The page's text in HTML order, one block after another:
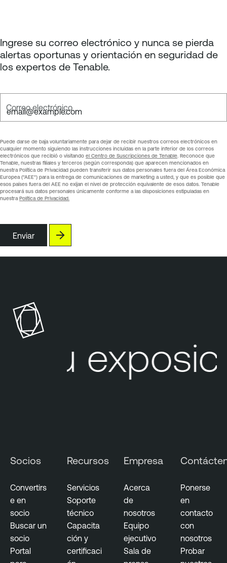
Ingrese su correo electrónico y nunca se pierda
alertas oportunas y orientación en seguridad de
los expertos de Tenable.
Correo electrónico
Puede darse de baja voluntariamente para dejar de recibir nuestros correos electrónicos en
cualquier momento siguiendo las instrucciones incluidas en la parte inferior de los correos
electrónicos que recibió o visitando el Centro de Suscripciones de Tenable . Reconoce que
Tenable, nuestras filiales y terceros (según corresponda) que aparecen mencionados en
nuestra Política de Privacidad pueden transferir sus datos personales fuera del Área Económica
Europea ("AEE") para la entrega de comunicaciones de marketing a usted, y que es posible que
esos países fuera del AEE no exijan el nivel de protección equivalente de esos datos. Tenable
procesará sus datos personales únicamente conforme a las disposiciones estipuladas en
nuestra Política de Privacidad.
Enviar
Su
Socios
Convertirs
e en
socio
Buscar un
socio
Portal
Recursos
Servicios
Soporte
técnico
Capacita
ción y
certificaci
Empresa
Acerca
de
nosotros
Equipo
ejecutivo
Sala de
Ponerse
en
contacto
con
nosotros
Probar